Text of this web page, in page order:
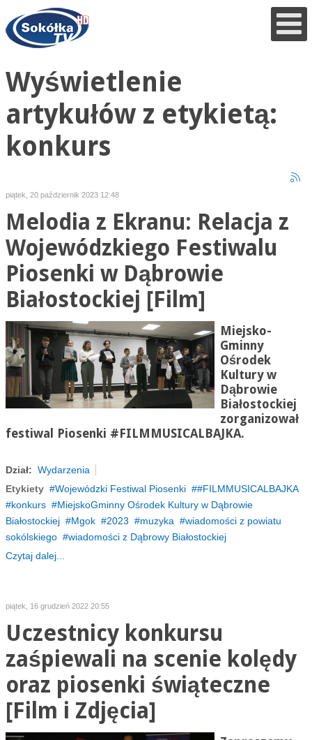
Wyświetlenie
artykułów z etykietą:
konkurs
piątek, 20 październik 2023 12:48
Melodia z Ekranu: Relacja z
Wojewódzkiego Festiwalu
Piosenki w Dąbrowie
Białostockiej [Film]
Miejsko-
Gminny
Ośrodek
Kultury w
Dąbrowie
Białostockiej
zorganizował
festiwal Piosenki #FILMMUSICALBAJKA.
Dział: Wydarzenia
Etykiety
Wojewódzki Festiwal Piosenki
#FILMMUSICALBAJKA
konkurs
MiejskoGminny Ośrodek Kultury w Dąbrowie
Białostockiej
Mgok 2023 muzyka
wiadomości z powiatu
sokólskiego
wiadomości z Dąbrowy Białostockiej
Czytaj dalej...
piątek, 16 grudzień 2022 20:55
Uczestnicy konkursu
zaśpiewali na scenie kolędy
oraz piosenki świąteczne
[Film i Zdjęcia]